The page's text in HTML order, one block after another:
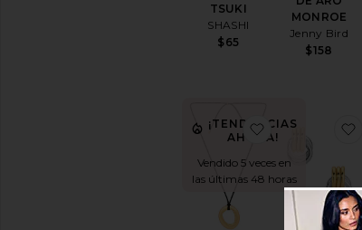
TSUKI
SHASHI
$65
MONROE
Jenny Bird
$158
¡TENDENCIAS
AHORA!
Vendido 5 veces en
las últimas 48 horas